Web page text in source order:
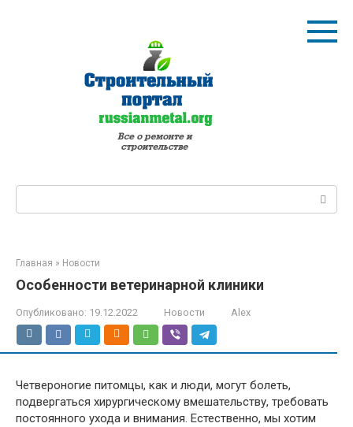
Поиск:
Главная » Новости
Особенности ветеринарной клиники
Опубликовано: 19.12.2022 Новости Alex
Четвероногие питомцы, как и люди, могут болеть,
подвергаться хирургическому вмешательству, требовать
постоянного ухода и внимания. Естественно, мы хотим